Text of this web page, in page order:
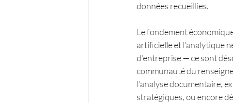
données recueillies.
Le fondement
artificielle et l'analytique
d'entreprise — ce sont
communauté du
l'analyse documentaire,
stratégiques, ou encore